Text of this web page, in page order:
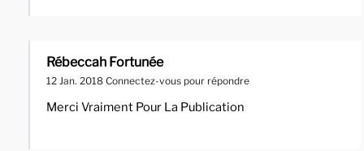
Rébeccah Fortunée
12 Jan. 2018 Connectez-vous pour répondre
Merci Vraiment Pour La Publication